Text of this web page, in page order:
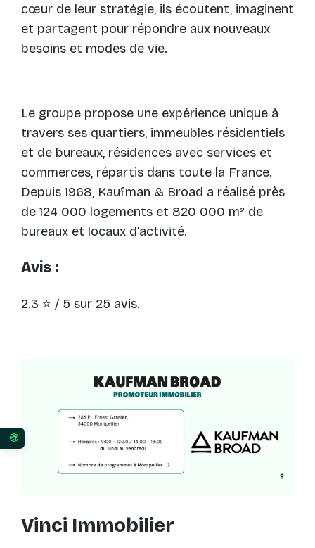
cœur de leur stratégie, ils écoutent, imaginent
et partagent pour répondre aux nouveaux
besoins et modes de vie.
Le groupe propose une expérience unique à
travers ses quartiers, immeubles résidentiels
et de bureaux, résidences avec services et
commerces, répartis dans toute la France.
Depuis 1968, Kaufman & Broad a réalisé près
de 124 000 logements et 820 000 m² de
bureaux et locaux d'activité.
Avis :
2.3 ⭐ / 5 sur 25 avis.
Vinci Immobilier
Vos préférences en matière de consentement